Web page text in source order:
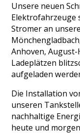
Unsere neuen
Elektrofahrzeuge
Stromer an
Anhoven,
Ladeplätzen
aufgeladen
Die Installation
unseren
nachhaltige
heute und